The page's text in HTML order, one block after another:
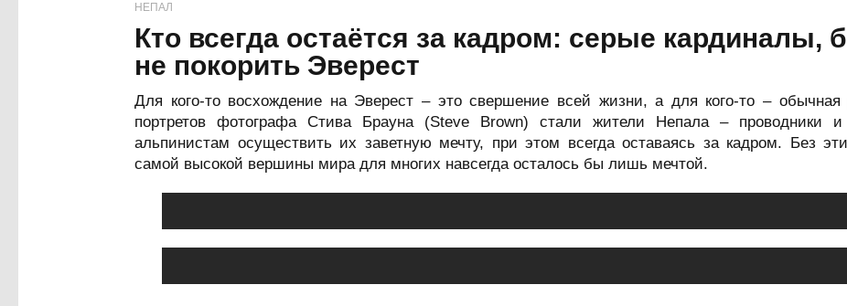
НЕПАЛ
Кто всегда остаётся за кадром: серые кардиналы,
не покорить Эверест
Для кого-то восхождение на Эверест – это свершение всей жизни, а для кого-то – обычная
портретов фотографа Стива Брауна (Steve Brown) стали жители Непала – проводники
альпинистам осуществить их заветную мечту, при этом всегда оставаясь за кадром. Без
самой высокой вершины мира для многих навсегда осталось бы лишь мечтой.